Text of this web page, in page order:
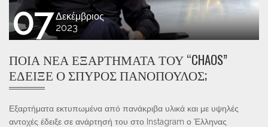
07 Δεκέμβριος
2023
ΠΟΙΑ ΝΈΑ ΕΞΑΡΤΉΜΑΤΑ ΤΟΥ “CHAOS”
ΈΔΕΙΞΕ Ο ΣΠΎΡΟΣ ΠΑΝΌΠΟΥΛΟΣ;
Εξαρτήματα εκτυπωμένα από πανάκριβα υλικά και με υψηλές
αντοχές έδειξε σε ανάρτησή του στο Instagram ο Έλληνας